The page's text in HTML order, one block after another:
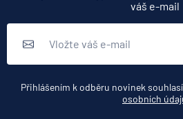
váš e-mail
Přihlášením k odběru novinek
osobních